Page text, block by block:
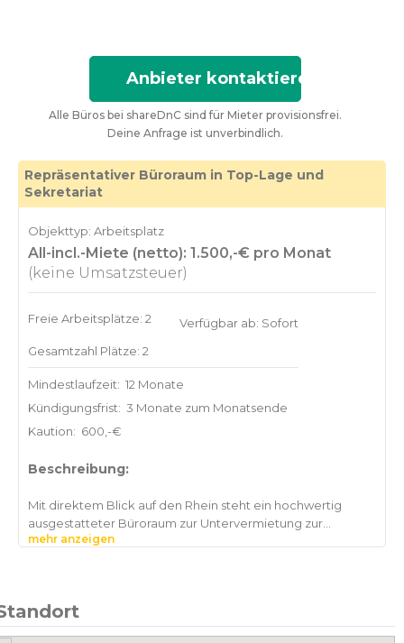
Anbieter kontaktieren
Alle Büros bei shareDnC sind für Mieter provisionsfrei.
Deine Anfrage ist unverbindlich.
Repräsentativer Büroraum in Top-Lage und
Sekretariat
Objekttyp: Arbeitsplatz
All-incl.-Miete (netto): 1.500,-€ pro Monat
(keine Umsatzsteuer)
Freie Arbeitsplätze: 2
Gesamtzahl Plätze: 2
Verfügbar ab: Sofort
Mindestlaufzeit: 12 Monate
Kündigungsfrist: 3 Monate zum Monatsende
Kaution: 600,-€
Beschreibung:
Mit direktem Blick auf den Rhein steht ein hochwertig
ausgestatteter Büroraum zur Untervermietung zur
Verfügung.
vorgesehen.
mehr anzeigen